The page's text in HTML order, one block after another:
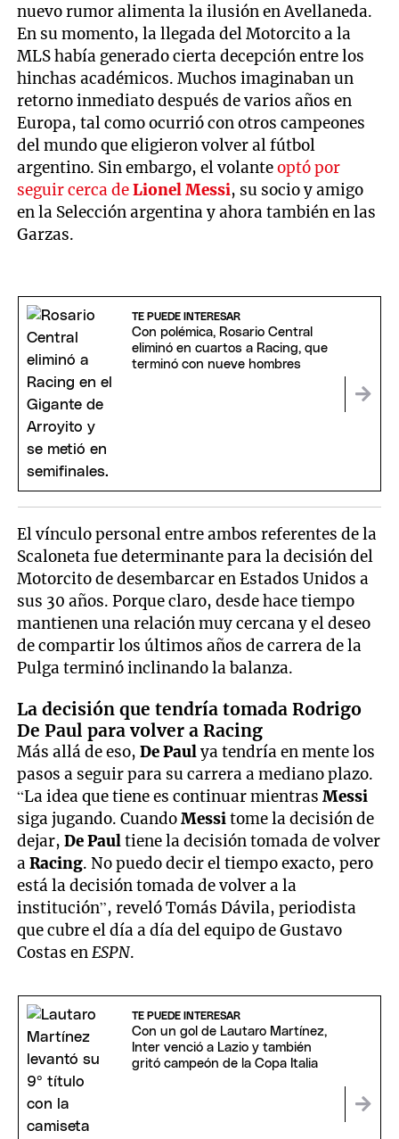
nuevo rumor alimenta la ilusión en Avellaneda.
En su momento, la llegada del Motorcito a la
MLS había generado cierta decepción entre los
hinchas académicos. Muchos imaginaban un
retorno inmediato después de varios años en
Europa, tal como ocurrió con otros campeones
del mundo que eligieron volver al fútbol
argentino. Sin embargo, el volanteoptó por
seguir cerca deLionel Messi, su socio y amigo
en la Selección argentina y ahora también en las
Garzas.
TE PUEDE INTERESAR
Con polémica, Rosario Central
eliminó en cuartos a Racing, que
terminó con nueve hombres
El vínculo personal entre ambos referentes de la
Scaloneta fue determinante para la decisión del
Motorcito de desembarcar en Estados Unidos a
sus 30 años. Porque claro, desde hace tiempo
mantienen una relación muy cercana y el deseo
de compartir los últimos años de carrera de la
Pulga terminó inclinando la balanza.
La decisión que tendría tomada Rodrigo
De Paul para volver a Racing
Más allá de eso,De Paulya tendría en mente los
pasos a seguir para su carrera a mediano plazo.
“La idea que tiene es continuar mientrasMessi
siga jugando. CuandoMessitome la decisión de
dejar,De Paultiene la decisión tomada de volver
aRacing. No puedo decir el tiempo exacto, pero
está la decisión tomada de volver a la
institución”, reveló Tomás Dávila, periodista
que cubre el día a día del equipo de Gustavo
Costas enESPN.
TE PUEDE INTERESAR
Con un gol de Lautaro Martínez,
Inter venció a Lazio y también
gritó campeón de la Copa Italia